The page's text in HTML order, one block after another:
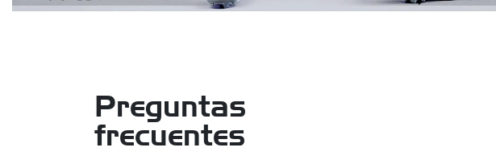
Preguntas
frecuentes